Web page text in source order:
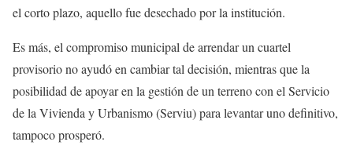
el corto plazo, aquello fue desechado por la institución.
Es más, el compromiso municipal de arrendar un cuartel
provisorio no ayudó en cambiar tal decisión, mientras que la
posibilidad de apoyar en la gestión de un terreno con el Servicio
de la Vivienda y Urbanismo (Serviu) para levantar uno definitivo,
tampoco prosperó.